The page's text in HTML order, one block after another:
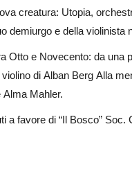
creatura: Utopia,
demiurgo e della violinista
Otto e Novecento: da una
violino di Alban Berg Alla
Alma Mahler.
a favore di “Il Bosco” Soc.